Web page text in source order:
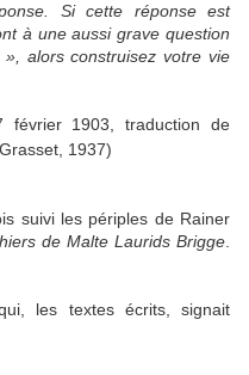
Si cette réponse est
à une aussi grave question
alors construisez votre vie
février 1903, traduction de
1937)
suivi les périples de Rainer
de Malte Laurids Brigge
les textes écrits, signait